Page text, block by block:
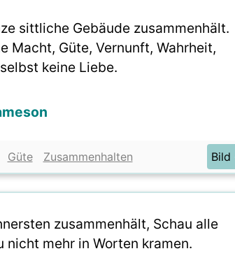
sittliche Gebäude zusammenhält.
Macht, Güte, Vernunft, Wahrheit,
keine Liebe.
Güte Zusammenhalten
zusammenhält, Schau alle
nicht mehr in Worten kramen.